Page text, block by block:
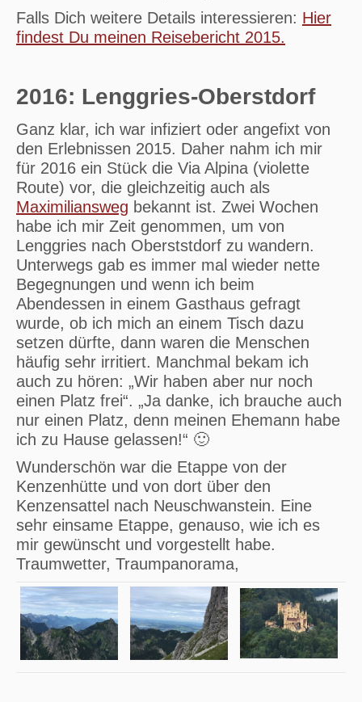
Falls Dich weitere Details interessieren: Hier
findest Du meinen Reisebericht 2015.
2016: Lenggries-Oberstdorf
Ganz klar, ich war infiziert oder angefixt von
den Erlebnissen 2015. Daher nahm ich mir
für 2016 ein Stück die Via Alpina (violette
Route) vor, die gleichzeitig auch als
Maximiliansweg bekannt ist. Zwei Wochen
habe ich mir Zeit genommen, um von
Lenggries nach Oberststdorf zu wandern.
Unterwegs gab es immer mal wieder nette
Begegnungen und wenn ich beim
Abendessen in einem Gasthaus gefragt
wurde, ob ich mich an einem Tisch dazu
setzen dürfte, dann waren die Menschen
häufig sehr irritiert. Manchmal bekam ich
auch zu hören: „Wir haben aber nur noch
einen Platz frei“. „Ja danke, ich brauche auch
nur einen Platz, denn meinen Ehemann habe
ich zu Hause gelassen!“ 🙂
Wunderschön war die Etappe von der
Kenzenhütte und von dort über den
Kenzensattel nach Neuschwanstein. Eine
sehr einsame Etappe, genauso, wie ich es
mir gewünscht und vorgestellt habe.
Traumwetter, Traumpanorama,